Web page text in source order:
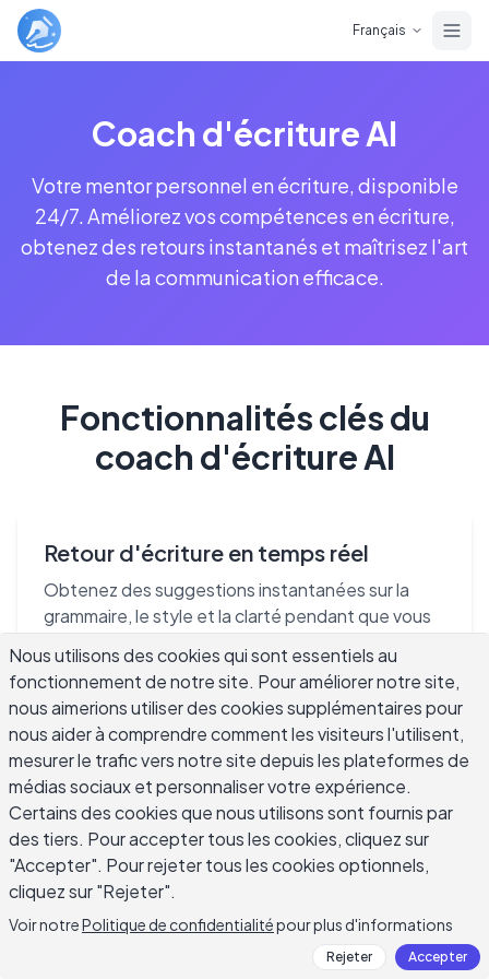
Français
Coach d'écriture AI
Votre mentor personnel en écriture, disponible
24/7. Améliorez vos compétences en écriture,
obtenez des retours instantanés et maîtrisez l'art
de la communication efficace.
Fonctionnalités clés du
coach d'écriture AI
Retour d'écriture en temps réel
Obtenez des suggestions instantanées sur la
grammaire, le style et la clarté pendant que vous
Parcours d'apprentissage
personnalisé
Recevez des exercices d'écriture et des leçons
adaptés à votre niveau de compétence et à vos
objectifs.
Nous utilisons des cookies qui sont essentiels au
fonctionnement de notre site. Pour améliorer notre site,
nous aimerions utiliser des cookies supplémentaires pour
nous aider à comprendre comment les visiteurs l'utilisent,
mesurer le trafic vers notre site depuis les plateformes de
médias sociaux et personnaliser votre expérience.
Certains des cookies que nous utilisons sont fournis par
des tiers. Pour accepter tous les cookies, cliquez sur
"Accepter". Pour rejeter tous les cookies optionnels,
cliquez sur "Rejeter".
Voir notrePolitique de confidentialitépour plus d'informations
Rejeter Accepter